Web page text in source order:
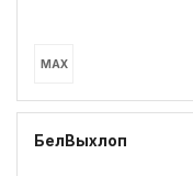
MAX
БелВыхлоп